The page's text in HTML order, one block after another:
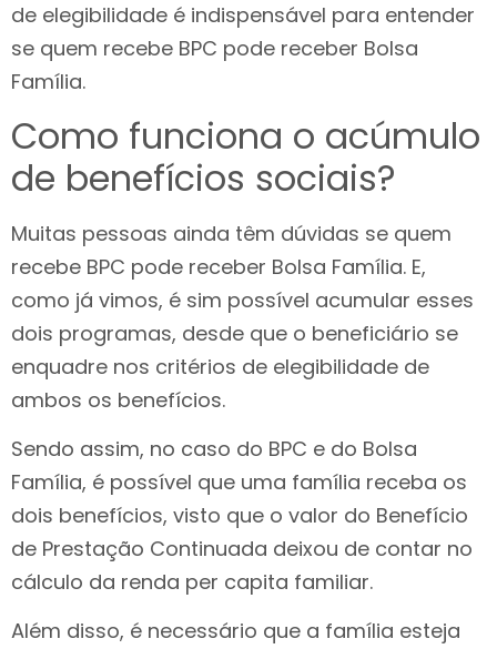
de elegibilidade é indispensável para entender
se quem recebe BPC pode receber Bolsa
Família.
Como funciona o acúmulo
de benefícios sociais?
Muitas pessoas ainda têm dúvidas se quem
recebe BPC pode receber Bolsa Família. E,
como já vimos, é sim possível acumular esses
dois programas, desde que o beneficiário se
enquadre nos critérios de elegibilidade de
ambos os benefícios.
Sendo assim, no caso do BPC e do Bolsa
Família, é possível que uma família receba os
dois benefícios, visto que o valor do Benefício
de Prestação Continuada deixou de contar no
cálculo da renda per capita familiar.
Além disso, é necessário que a família esteja